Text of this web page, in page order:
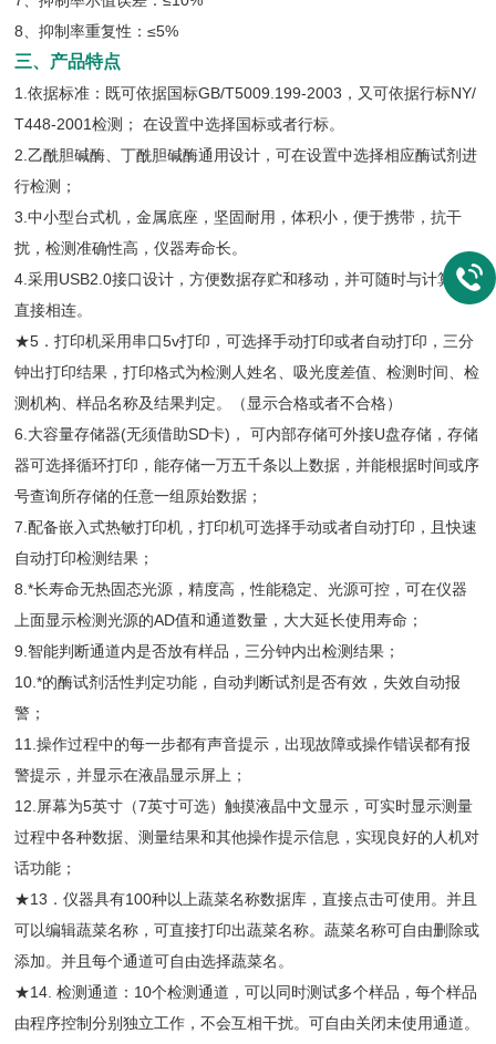
8、抑制率重复性：≤5%
三、产品特点
1.依据标准：既可依据国标GB/T5009.199-2003，又可依据行标NY/
T448-2001检测； 在设置中选择国标或者行标。
2.乙酰胆碱酶、丁酰胆碱酶通用设计，可在设置中选择相应酶试剂进
行检测；
3.中小型台式机，金属底座，坚固耐用，体积小，便于携带，抗干
扰，检测准确性高，仪器寿命长。
4.采用USB2.0接口设计，方便数据存贮和移动，并可随时与计算机
直接相连。
★5．打印机采用串口5v打印，可选择手动打印或者自动打印，三分
钟出打印结果，打印格式为检测人姓名、吸光度差值、检测时间、检
测机构、样品名称及结果判定。（显示合格或者不合格）
6.大容量存储器(无须借助SD卡)， 可内部存储可外接U盘存储，存储
器可选择循环打印，能存储一万五千条以上数据，并能根据时间或序
号查询所存储的任意一组原始数据；
7.配备嵌入式热敏打印机，打印机可选择手动或者自动打印，且快速
自动打印检测结果；
8.*长寿命无热固态光源，精度高，性能稳定、光源可控，可在仪器
上面显示检测光源的AD值和通道数量，大大延长使用寿命；
9.智能判断通道内是否放有样品，三分钟内出检测结果；
10.*的酶试剂活性判定功能，自动判断试剂是否有效，失效自动报
警；
11.操作过程中的每一步都有声音提示，出现故障或操作错误都有报
警提示，并显示在液晶显示屏上；
12.屏幕为5英寸（7英寸可选）触摸液晶中文显示，可实时显示测量
过程中各种数据、测量结果和其他操作提示信息，实现良好的人机对
话功能；
★13．仪器具有100种以上蔬菜名称数据库，直接点击可使用。并且
可以编辑蔬菜名称，可直接打印出蔬菜名称。蔬菜名称可自由删除或
添加。并且每个通道可自由选择蔬菜名。
★14. 检测通道：10个检测通道，可以同时测试多个样品，每个样品
由程序控制分别独立工作，不会互相干扰。可自由关闭未使用通道。